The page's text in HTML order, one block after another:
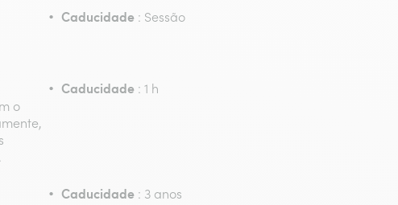
Caducidade : Sessão
Caducidade : 1 h
o
Caducidade : 3 anos